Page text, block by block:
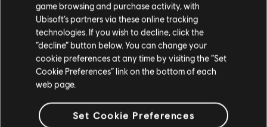
regularnym wyprzedażom iofertom specjalnym możesz sporo zaoszczędzić na za
Zostań w obecnym Sklepie
Przejdź do lokalnego Sklepu
game browsing and purchase activity, with
Ubisoft’s partners via these online tracking
technologies. If you wish to decline, click the
“decline” button below. You can change your
cookie preferences at any time by visiting the “Set
Cookie Preferences” link on the bottom of each
web page.
Set Cookie Preferences